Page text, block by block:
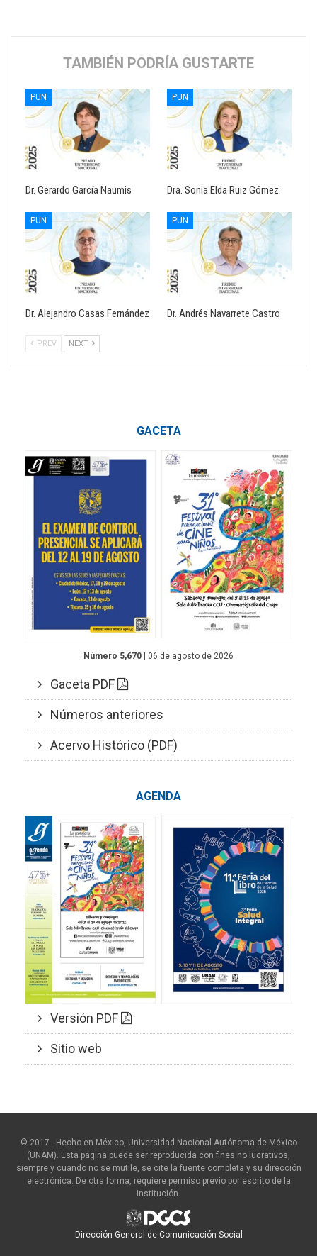
TAMBIÉN PODRÍA GUSTARTE
PUN
Dr. Gerardo García Naumis
PUN
Dra. Sonia Elda Ruiz Gómez
PUN
Dr. Alejandro Casas Fernández
PUN
Dr. Andrés Navarrete Castro
PREV NEXT
GACETA
Número 5,670 | 06 de agosto de 2026
Gaceta PDF
Números anteriores
Acervo Histórico (PDF)
AGENDA
Versión PDF
Sitio web
© 2017 - Hecho en México, Universidad Nacional Autónoma de México
(UNAM). Esta página puede ser reproducida con fines no lucrativos,
siempre y cuando no se mutile, se cite la fuente completa y su dirección
electrónica. De otra forma, requiere permiso previo por escrito de la
institución.
Dirección General de Comunicación Social